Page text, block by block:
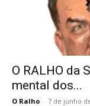
O RALHO da
mental dos...
O Ralho - 7 de junho